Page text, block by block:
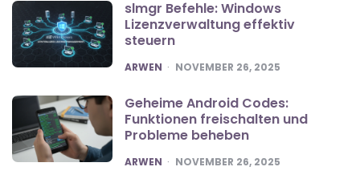
slmgr Befehle: Windows
Lizenzverwaltung effektiv
steuern
POSTED
ARWEN NOVEMBER 26, 2025
Geheime Android Codes:
Funktionen freischalten und
Probleme beheben
POSTED
ARWEN NOVEMBER 26, 2025